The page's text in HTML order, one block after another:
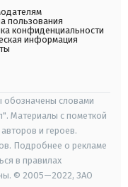
пользования
конфиденциальности
информация
обозначены словами
Материалы с пометкой
и героев.
Подробнее о рекламе
в правилах
© 2005—2022, ЗАО